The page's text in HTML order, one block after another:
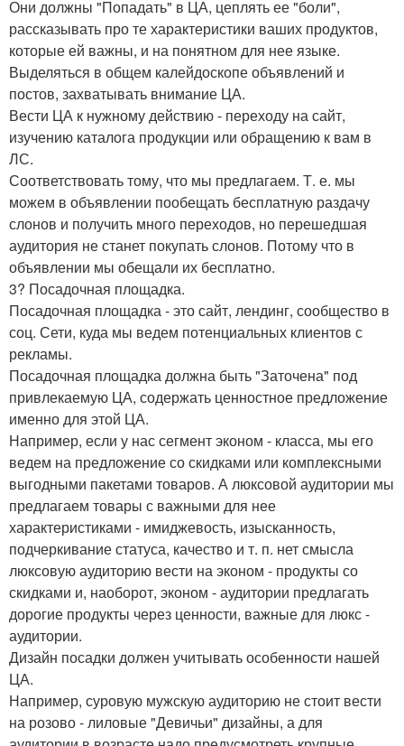
Они должны "Попадать" в ЦА, цеплять ее "боли",
рассказывать про те характеристики ваших продуктов,
которые ей важны, и на понятном для нее языке.
Выделяться в общем калейдоскопе объявлений и
постов, захватывать внимание ЦА.
Вести ЦА к нужному действию - переходу на сайт,
изучению каталога продукции или обращению к вам в
ЛС.
Соответствовать тому, что мы предлагаем. Т. е. мы
можем в объявлении пообещать бесплатную раздачу
слонов и получить много переходов, но перешедшая
аудитория не станет покупать слонов. Потому что в
объявлении мы обещали их бесплатно.
3? Посадочная площадка.
Посадочная площадка - это сайт, лендинг, сообщество в
соц. Сети, куда мы ведем потенциальных клиентов с
рекламы.
Посадочная площадка должна быть "Заточена" под
привлекаемую ЦА, содержать ценностное предложение
именно для этой ЦА.
Например, если у нас сегмент эконом - класса, мы его
ведем на предложение со скидками или комплексными
выгодными пакетами товаров. А люксовой аудитории мы
предлагаем товары с важными для нее
характеристиками - имиджевость, изысканность,
подчеркивание статуса, качество и т. п. нет смысла
люксовую аудиторию вести на эконом - продукты со
скидками и, наоборот, эконом - аудитории предлагать
дорогие продукты через ценности, важные для люкс -
аудитории.
Дизайн посадки должен учитывать особенности нашей
ЦА.
Например, суровую мужскую аудиторию не стоит вести
на розово - лиловые "Девичьи" дизайны, а для